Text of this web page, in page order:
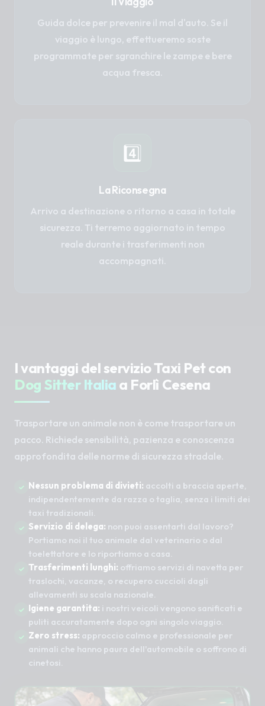
Guida dolce per prevenire il mal d'auto. Se il
viaggio è lungo, effettueremo soste
programmate per sgranchire le zampe e bere
acqua fresca.
4️⃣
La Riconsegna
Arrivo a destinazione o ritorno a casa in totale
sicurezza. Ti terremo aggiornato in tempo
reale durante i trasferimenti non
accompagnati.
I vantaggi del servizio Taxi Pet con
Dog Sitter Italia a Forlì Cesena
Trasportare un animale non è come trasportare un
pacco. Richiede sensibilità, pazienza e conoscenza
approfondita delle norme di sicurezza stradale.
Nessun problema di divieti: accolti a braccia aperte,
indipendentemente da razza o taglia, senza i limiti dei
taxi tradizionali.
Servizio di delega: non puoi assentarti dal lavoro?
Portiamo noi il tuo animale dal veterinario o dal
toelettatore e lo riportiamo a casa.
Trasferimenti lunghi: offriamo servizi di navetta per
traslochi, vacanze, o recupero cuccioli dagli
allevamenti su scala nazionale.
Igiene garantita: i nostri veicoli vengono sanificati e
puliti accuratamente dopo ogni singolo viaggio.
Zero stress: approccio calmo e professionale per
animali che hanno paura dell'automobile o soffrono di
cinetosi.